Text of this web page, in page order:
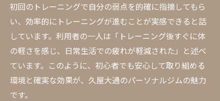
初回のトレーニングで自分の弱点を的確に指摘してもら
い、効率的にトレーニングが進むことが実感できると話
しています。利用者の一人は「トレーニング後すぐに体
の軽さを感じ、日常生活での疲れが軽減された」と述べ
ています。このように、初心者でも安心して取り組める
環境と確実な効果が、久屋大通のパーソナルジムの魅力
です。